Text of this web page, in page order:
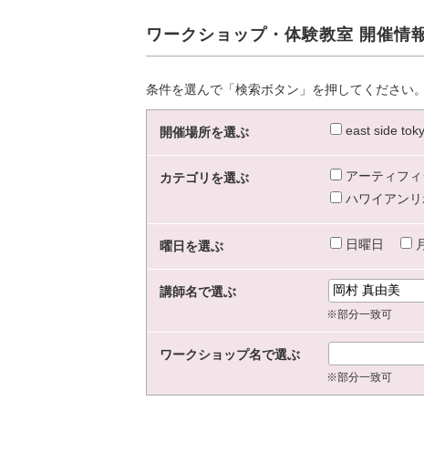
ワークショップ・体験教室 開催情
条件を選んで「検索ボタン」を押してください
開催場所を選ぶ east side
カテゴリを選ぶ アーティフ
ハワイアン
曜日を選ぶ 日曜日
講師名で選ぶ
※部分一致可
ワークショップ名で選ぶ
※部分一致可